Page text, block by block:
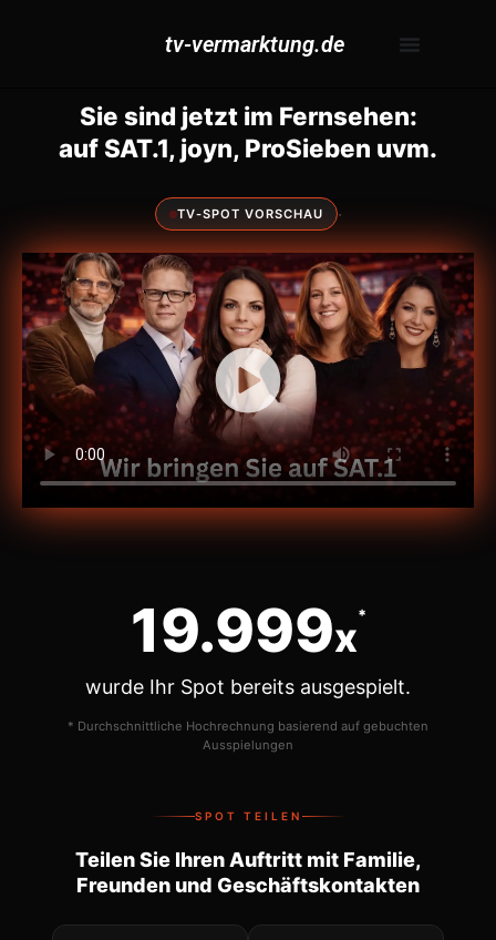
tv-vermarktung.de
Sie sind jetzt im Fernsehen:
auf SAT.1, joyn, ProSieben uvm.
TV-SPOT VORSCHAU ·
20.000x *
wurde Ihr Spot bereits ausgespielt.
* Durchschnittliche Hochrechnung basierend auf gebuchten
Ausspielungen
SPOT TEILEN
Teilen Sie Ihren Auftritt mit Familie,
Freunden und Geschäftskontakten